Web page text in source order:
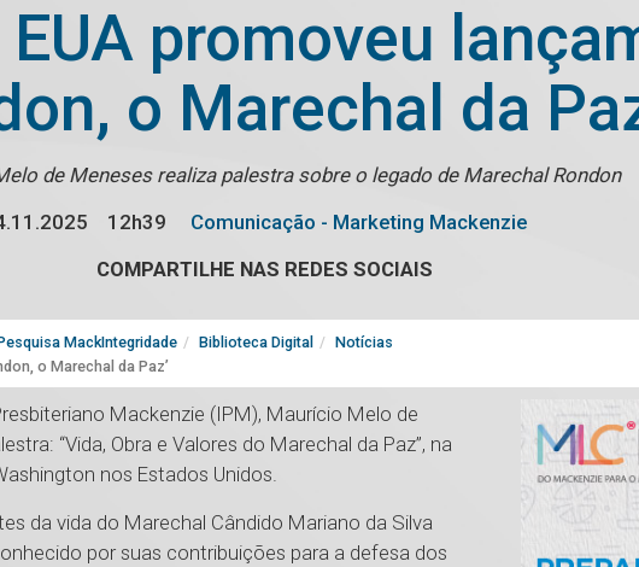
promoveu
o Marechal da
de Meneses realiza palestra sobre o legado de Marechal Rondon
12h39
Comunicação - Marketing Mackenzie
COMPARTILHE NAS REDES SOCIAIS
MackIntegridade Biblioteca Digital
Notícias
o Marechal da Paz’
Mackenzie (IPM), Maurício Melo de
“Vida, Obra e Valores do Marechal da Paz”, na
nos Estados Unidos.
da vida do Marechal Cândido Mariano da Silva
por suas contribuições para a defesa dos